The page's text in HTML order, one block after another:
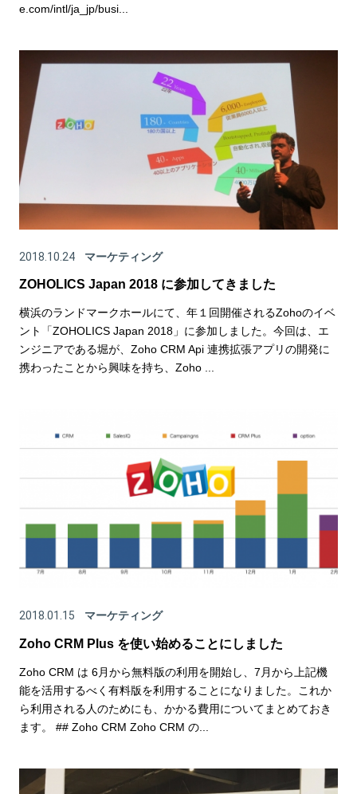
e.com/intl/ja_jp/busi...
2018.10.24 マーケティング
ZOHOLICS Japan 2018 に参加してきました
横浜のランドマークホールにて、年１回開催されるZohoのイベ
ント「ZOHOLICS Japan 2018」に参加しました。今回は、エ
ンジニアである堀が、Zoho CRM Api 連携拡張アプリの開発に
携わったことから興味を持ち、Zoho ...
2018.01.15 マーケティング
Zoho CRM Plus を使い始めることにしました
Zoho CRM は 6月から無料版の利用を開始し、7月から上記機
能を活用するべく有料版を利用することになりました。これか
ら利用される人のためにも、かかる費用についてまとめておき
ます。 ## Zoho CRM Zoho CRM の...